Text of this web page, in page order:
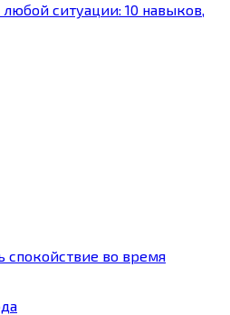
ситуации: 10 навыков,
спокойствие во время